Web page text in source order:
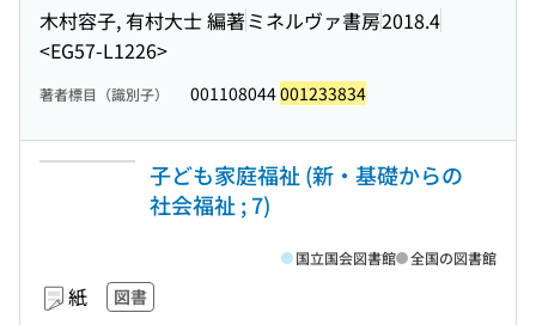
木村容子, 有村大士 編著ミネルヴァ書房2018.4
<EG57-L1226>
著者標目（識別子） 001108044001233834
子ども家庭福祉 (新・基礎からの
社会福祉 ; 7)
紙 図書
国立国会図書館 全国の図書館